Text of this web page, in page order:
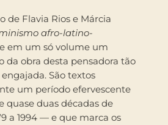
de Flavia Rios e Márcia
afro-latino-
em um só volume um
da obra desta pensadora tão
São textos
um período efervescente
quase duas décadas de
a 1994 — e que marca os